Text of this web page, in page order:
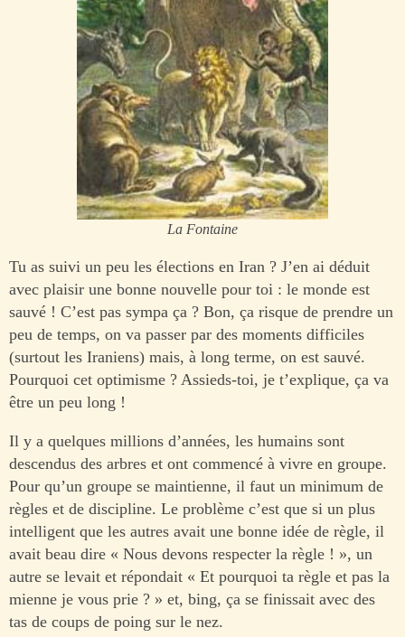
La Fontaine
Tu as suivi un peu les élections en Iran ? J’en ai déduit
avec plaisir une bonne nouvelle pour toi : le monde est
sauvé ! C’est pas sympa ça ? Bon, ça risque de prendre un
peu de temps, on va passer par des moments difficiles
(surtout les Iraniens) mais, à long terme, on est sauvé.
Pourquoi cet optimisme ? Assieds-toi, je t’explique, ça va
être un peu long !
Il y a quelques millions d’années, les humains sont
descendus des arbres et ont commencé à vivre en groupe.
Pour qu’un groupe se maintienne, il faut un minimum de
règles et de discipline. Le problème c’est que si un plus
intelligent que les autres avait une bonne idée de règle, il
avait beau dire « Nous devons respecter la règle ! », un
autre se levait et répondait « Et pourquoi ta règle et pas la
mienne je vous prie ? » et, bing, ça se finissait avec des
tas de coups de poing sur le nez.